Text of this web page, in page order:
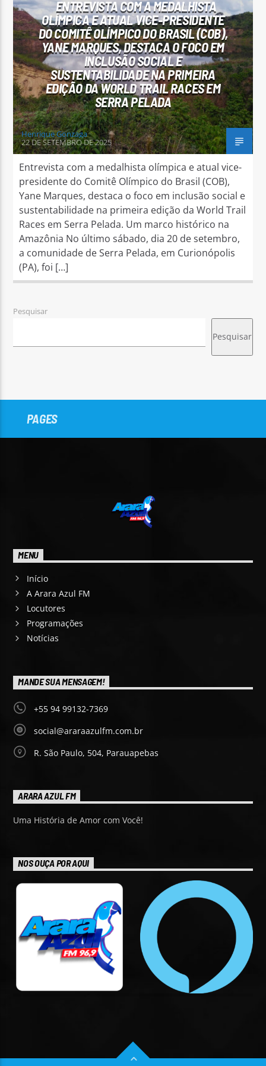
Arara Azul FM
ENTREVISTA COM A MEDALHISTA
OLÍMPICA E ATUAL VICE-PRESIDENTE
DO COMITÊ OLÍMPICO DO BRASIL (COB),
YANE MARQUES, DESTACA O FOCO EM
INCLUSÃO SOCIAL E
SUSTENTABILIDADE NA PRIMEIRA
EDIÇÃO DA WORLD TRAIL RACES EM
SERRA PELADA
Henrique Gonzaga
22 DE SETEMBRO DE 2025
Entrevista com a medalhista olímpica e atual vice-
presidente do Comitê Olímpico do Brasil (COB),
Yane Marques, destaca o foco em inclusão social e
sustentabilidade na primeira edição da World Trail
Races em Serra Pelada. Um marco histórico na
Amazônia No último sábado, dia 20 de setembro,
a comunidade de Serra Pelada, em Curionópolis
(PA), foi […]
Pesquisar
Pesquisar
PAGES
MENU
Início
A Arara Azul FM
Locutores
Programações
Notícias
MANDE SUA MENSAGEM!
+55 94 99132-7369
social@araraazulfm.com.br
R. São Paulo, 504, Parauapebas
ARARA AZUL FM
Uma História de Amor com Você!
NOS OUÇA POR AQUI